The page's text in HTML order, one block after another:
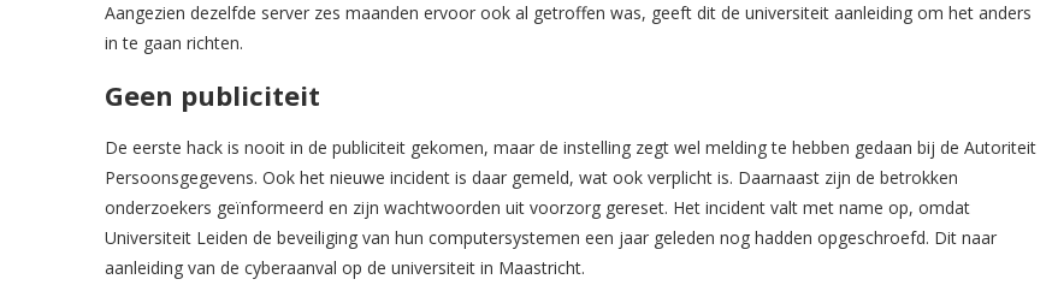
Aangezien dezelfde server zes maanden ervoor ook al getroffen was, geeft dit de universiteit aanleiding om het anders
in te gaan richten.
Geen publiciteit
De eerste hack is nooit in de publiciteit gekomen, maar de instelling zegt wel melding te hebben gedaan bij de Autoriteit
Persoonsgegevens. Ook het nieuwe incident is daar gemeld, wat ook verplicht is. Daarnaast zijn de betrokken
onderzoekers geïnformeerd en zijn wachtwoorden uit voorzorg gereset. Het incident valt met name op, omdat
Universiteit Leiden de beveiliging van hun computersystemen een jaar geleden nog hadden opgeschroefd. Dit naar
aanleiding van de cyberaanval op de universiteit in Maastricht.